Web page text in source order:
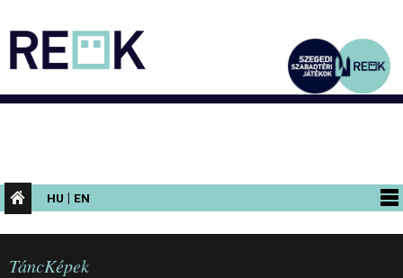
HU | EN
PROGRAMOK
TáncKépek